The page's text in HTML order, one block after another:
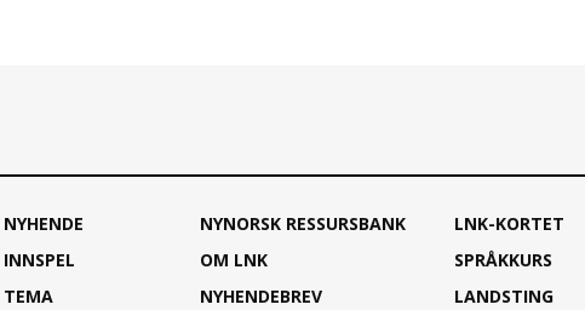
NYHENDE
INNSPEL
TEMA
NYNORSK RESSURSBANK
OM LNK
NYHENDEBREV
LNK-KORTET
SPRÅKKURS
LANDSTING